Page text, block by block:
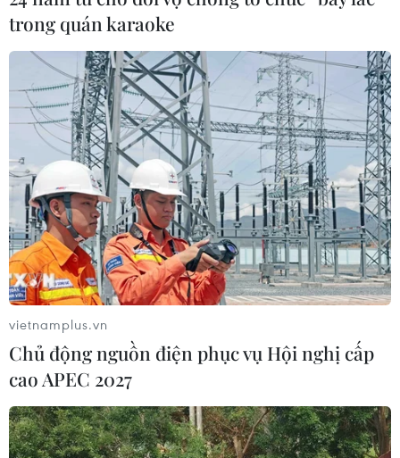
trong quán karaoke
vietnamplus.vn
Chủ động nguồn điện phục vụ Hội nghị cấp
cao APEC 2027